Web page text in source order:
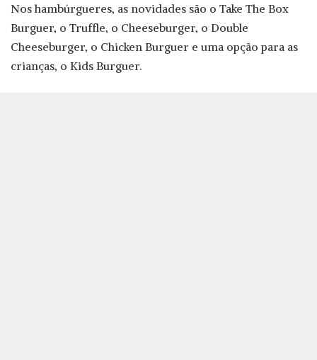
Nos hambúrgueres, as novidades são o Take The Box
Burguer, o Truffle, o Cheeseburger, o Double
Cheeseburger, o Chicken Burguer e uma opção para as
crianças, o Kids Burguer.